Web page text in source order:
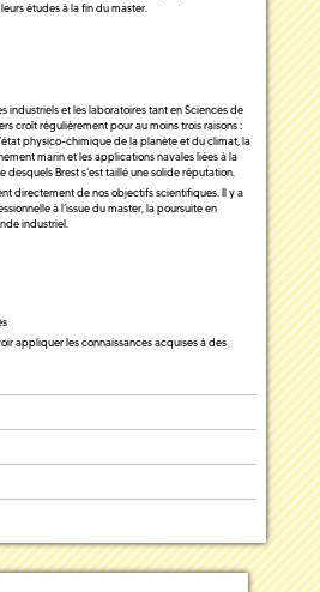
études à la fin du master.
industriels et les laboratoires tant en Sciences de
croît régulièrement pour au moins trois raisons :
physico-chimique de la planète et du climat, la
marin et les applications navales liées à la
desquels Brest s’est taillé une solide réputation.
directement de nos objectifs scientifiques. Il y a
à l’issue du master, la poursuite en
industriel.
appliquer les connaissances acquises à des